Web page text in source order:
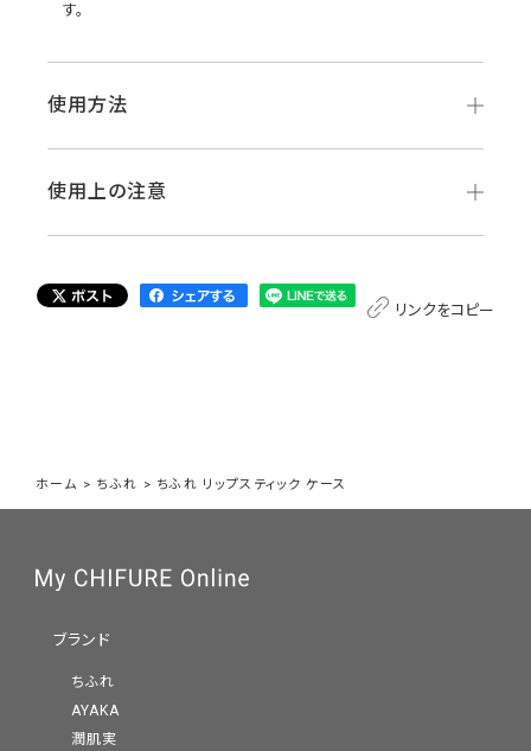
す。
使用方法
使用上の注意
リンクをコピー
ホーム > ちふれ > ちふれ リップスティック ケース
ブランド
ちふれ
AYAKA
潤肌実